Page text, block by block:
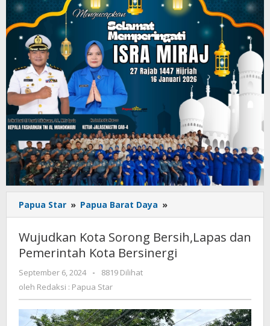
Papua Star » Papua Barat Daya »
Kota
Bersih,Lapas
dan
Wujudkan Kota Sorong Bersih,Lapas dan
Pemerintah Kota Bersinergi
September 6, 2024
oleh
Redaksi
Star
-
8819 Dilihat
oleh Redaksi : Papua Star